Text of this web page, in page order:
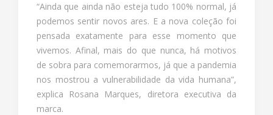
“Ainda que ainda não esteja tudo 100% normal, já
podemos sentir novos ares. E a nova coleção foi
pensada exatamente para esse momento que
vivemos. Afinal, mais do que nunca, há motivos
de sobra para comemorarmos, já que a pandemia
nos mostrou a vulnerabilidade da vida humana”,
explica Rosana Marques, diretora executiva da
marca.